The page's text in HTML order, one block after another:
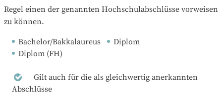
Regel einen der genannten Hochschulabschlüsse vorweisen
zu können.
Bachelor/Bakkalaureus
Diplom
Diplom (FH)
Gilt auch für die als gleichwertig anerkannten
Abschlüsse